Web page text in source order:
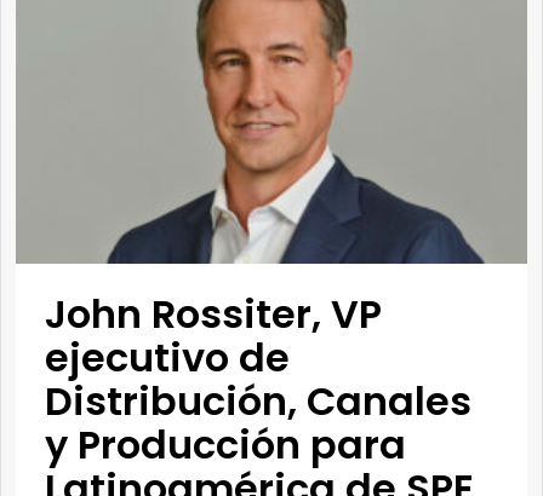
John Rossiter, VP
ejecutivo de
Distribución, Canales
y Producción para